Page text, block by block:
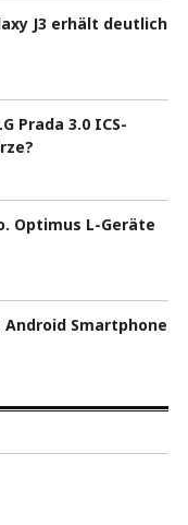
J3 erhält deutlich
Prada 3.0 ICS-
Optimus L-Geräte
Smartphone